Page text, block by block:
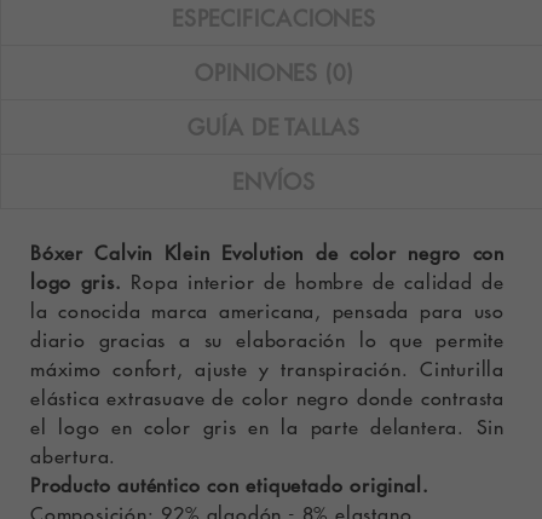
ESPECIFICACIONES
OPINIONES (0)
GUÍA DE TALLAS
ENVÍOS
Bóxer Calvin Klein Evolution de color negro con
logo gris. Ropa interior de hombre de calidad de
la conocida marca americana, pensada para uso
diario gracias a su elaboración lo que permite
máximo confort, ajuste y transpiración. Cinturilla
elástica extrasuave de color negro donde contrasta
el logo en color gris en la parte delantera. Sin
abertura.
Producto auténtico con etiquetado original.
Composición: 92% algodón - 8% elastano.